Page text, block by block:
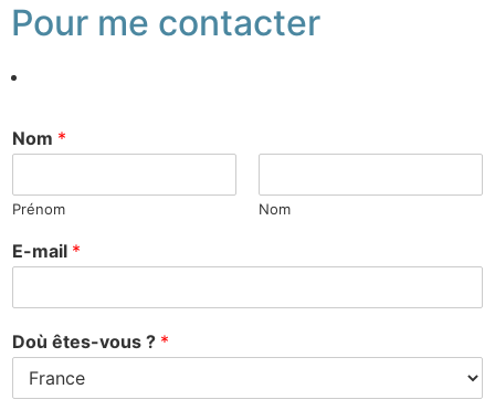
Pour me contacter
Nom *
Prénom Nom
E-mail *
Doù êtes-vous ? *